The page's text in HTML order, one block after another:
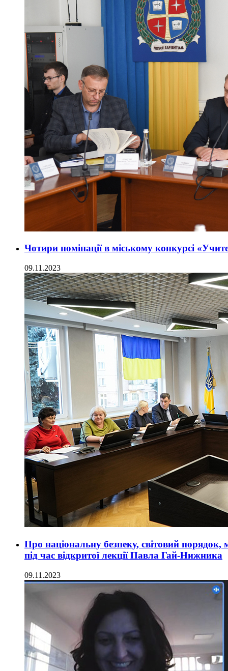
Чотири номінації в міському конкурсі
09.11.2023
Про національну безпеку, світовий
під час відкритої лекції Павла Гай-Нижника
09.11.2023